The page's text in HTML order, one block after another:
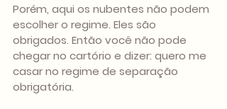
Porém, aqui os nubentes não podem
escolher o regime. Eles são
obrigados. Então você não pode
chegar no cartório e dizer: quero me
casar no regime de separação
obrigatória.